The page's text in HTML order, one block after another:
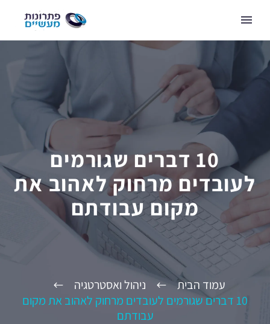
10 דברים שגורמים
לעובדים מרחוק לאהוב את
מקום עבודתם
עמוד הבית
ניהול ואסטרטגיה
10 דברים שגורמים לעובדים מרחוק לאהוב את מקום
עבודתם